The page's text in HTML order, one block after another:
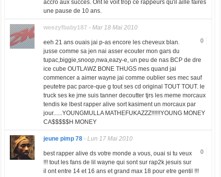
accro aux succes. Ont le voit trop ce rappeurs qu'il aille faires
une pause de 10 ans.
weezyfbaby187 - Mar 18 Mai 2010
0
eeh 21 ans ouais jai p-as encore les cheveux blan.
jusse comme sa jen nai asser ecouter mon gars du
tupac,biggie,snoop,nwa,eazy-e, un peu de nas BCP de dre
ice cube OUTLAWZ BONE THUGS mes quand jai
commencer a aimer wayne jai comme oublier ses mec sauf
peutetre pac parce-que g tout ses cd original TOUT TOUT. le
truck ses ke jme suis tanner decoutter tjrs les meme morcaux
tendis ke lbest rapper alive sort kasiment un morcaux par
jour......YOUNGMULLA MATHEFUKAZZZ!!!!!!YOUNG MONEY
CA$$$$$H MONEY
jeune pimp 78- Lun 17 Mai 2010
0
best rapper alive ds votre monde a vous, ouai si tu veux
!!! tout les fans de lil wayne qui sont sur rap2k jesuis sur
il ont entre 14 et 16 ans et grand max 18 pour etre gentil !!!